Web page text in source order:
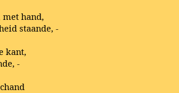
met hand,
staande, -
kant,
-